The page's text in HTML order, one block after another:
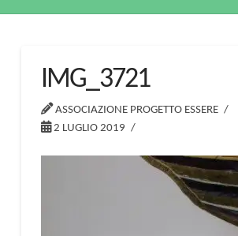
IMG_3721
ASSOCIAZIONE PROGETTO ESSERE
2 LUGLIO 2019